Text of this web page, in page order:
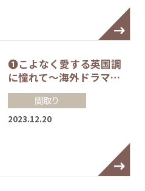
❶こよなく愛する英国調
に憧れて～海外ドラマ…
間取り
2023.12.20